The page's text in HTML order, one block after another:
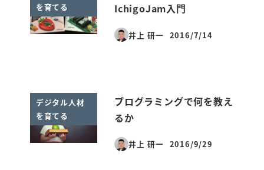
を育てる
IchigoJam入門
井上 研一
投稿日
2016/7/14
デジタル人材
を育てる
プログラミングで何を教え
るか
井上 研一
投稿日
2016/9/29